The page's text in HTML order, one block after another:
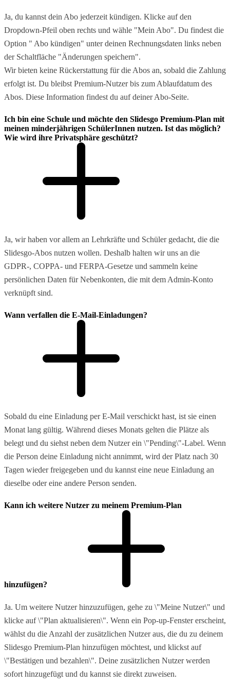
Ja, du kannst dein Abo jederzeit kündigen. Klicke auf den
Dropdown-Pfeil oben rechts und wähle "Mein Abo". Du findest die
Option " Abo kündigen" unter deinen Rechnungsdaten links neben
der Schaltfläche "Änderungen speichern".
Wir bieten keine Rückerstattung für die Abos an, sobald die Zahlung
erfolgt ist. Du bleibst Premium-Nutzer bis zum Ablaufdatum des
Abos. Diese Information findest du auf deiner Abo-Seite.
Ich bin eine Schule und möchte den Slidesgo Premium-Plan mit
meinen minderjährigen SchülerInnen nutzen. Ist das möglich?
Wie wird ihre Privatsphäre geschützt?
Ja, wir haben vor allem an Lehrkräfte und Schüler gedacht, die die
Slidesgo-Abos nutzen wollen. Deshalb halten wir uns an die
GDPR-, COPPA- und FERPA-Gesetze und sammeln keine
persönlichen Daten für Nebenkonten, die mit dem Admin-Konto
verknüpft sind.
Wann verfallen die E-Mail-Einladungen?
Sobald du eine Einladung per E-Mail verschickt hast, ist sie einen
Monat lang gültig. Während dieses Monats gelten die Plätze als
belegt und du siehst neben dem Nutzer ein \"Pending\"-Label. Wenn
die Person deine Einladung nicht annimmt, wird der Platz nach 30
Tagen wieder freigegeben und du kannst eine neue Einladung an
dieselbe oder eine andere Person senden.
Kann ich weitere Nutzer zu meinem Premium-Plan
hinzufügen?
Ja. Um weitere Nutzer hinzuzufügen, gehe zu \"Meine Nutzer\" und
klicke auf \"Plan aktualisieren\". Wenn ein Pop-up-Fenster erscheint,
wählst du die Anzahl der zusätzlichen Nutzer aus, die du zu deinem
Slidesgo Premium-Plan hinzufügen möchtest, und klickst auf
\"Bestätigen und bezahlen\". Deine zusätzlichen Nutzer werden
sofort hinzugefügt und du kannst sie direkt zuweisen.